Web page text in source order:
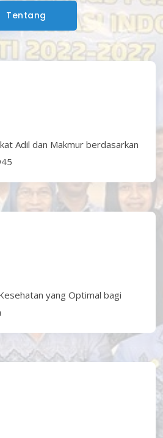
Tentang
Adil dan Makmur berdasarkan
yang Optimal bagi